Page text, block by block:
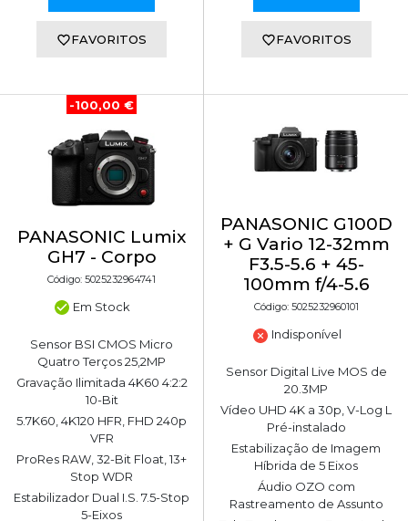
FAVORITOS FAVORITOS
-100,00 €
PANASONIC Lumix
GH7 - Corpo
Código: 5025232964741
Em Stock
Sensor BSI CMOS Micro
Quatro Terços 25,2MP
Gravação Ilimitada 4K60 4:2:2
10-Bit
5.7K60, 4K120 HFR, FHD 240p
VFR
ProRes RAW, 32-Bit Float, 13+
Stop WDR
Estabilizador Dual I.S. 7.5-Stop
5-Eixos
PANASONIC G100D
+ G Vario 12-32mm
F3.5-5.6 + 45-
100mm f/4-5.6
Código: 5025232960101
Indisponível
Sensor Digital Live MOS de
20.3MP
Vídeo UHD 4K a 30p, V-Log L
Pré-instalado
Estabilização de Imagem
Híbrida de 5 Eixos
Áudio OZO com
Rastreamento de Assunto